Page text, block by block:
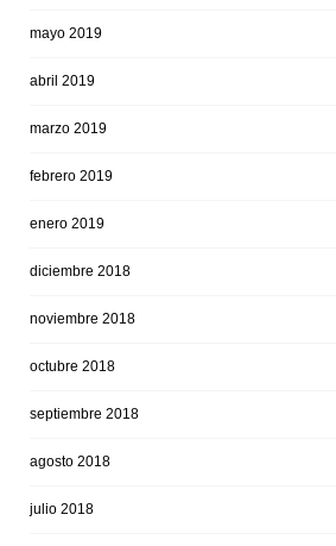
mayo 2019
abril 2019
marzo 2019
febrero 2019
enero 2019
diciembre 2018
noviembre 2018
octubre 2018
septiembre 2018
agosto 2018
julio 2018